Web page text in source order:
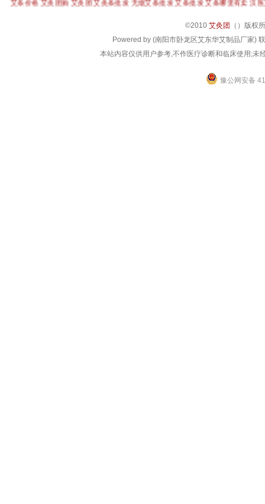
艾条价格 艾灸团购 艾灸团 艾灸条批发 无烟艾条批发 艾条批发 艾条哪里有卖 汉
©2010 艾灸团 （ ）版权
Powered by (南阳市卧龙区艾东华艾制品厂家)
本站内容仅供用户参考,不作医疗诊断和临床使用;未
豫公网安备